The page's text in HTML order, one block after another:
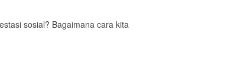
sosial? Bagaimana cara kita